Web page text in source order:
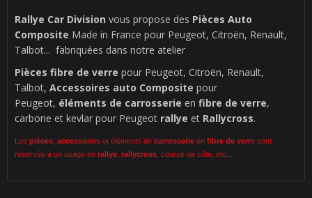
Rallye Car Division vous propose des Pièces Auto
Composite Made in France pour Peugeot, Citroën, Renault,
Talbot... fabriquées dans notre atelier
Pièces fibre de verre pour Peugeot, Citroën, Renault,
Talbot, Accessoires auto Composite pour
Peugeot, éléments de carrosserie en fibre de verre,
carbone et kevlar pour Peugeot rallye et Rallycross.
Les pièces accessoires et éléments de carrosserie en fibre de verre sont
réservés à un usage en rallye rallycross , course de côte, etc...